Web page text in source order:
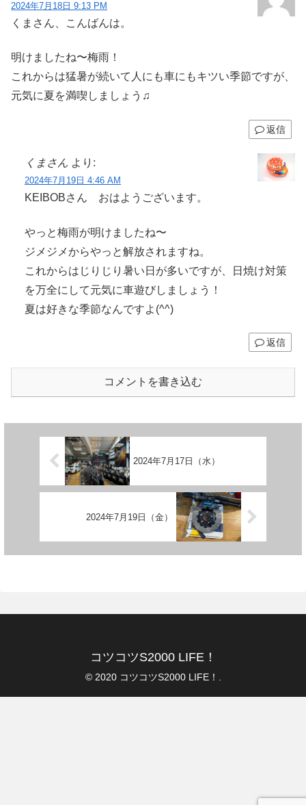
2024年7月18日 9:13 PM
くまさん、こんばんは。
明けましたね〜梅雨！
これからは猛暑が続いて人にも車にもキツい季節ですが、
元気に夏を満喫しましょう♫
返信
くまさん より:
2024年7月19日 4:46 AM
KEIBOBさん おはようございます。
やっと梅雨が明けましたね〜
ジメジメからやっと解放されますね。
これからはじりじり暑い日が多いですが、日焼け対策
を万全にして元気に車遊びしましょう！
夏は好きな季節なんですよ(^^)
返信
コメントを書き込む
2024年7月17日（水）
2024年7月19日（金）
コツコツS2000 LIFE！
© 2020 コツコツS2000 LIFE！.